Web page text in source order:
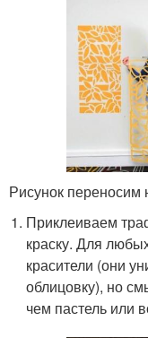
Рисунок переносим
Приклеиваем
краску. Для
красители (они
облицовку), но
чем пастель или